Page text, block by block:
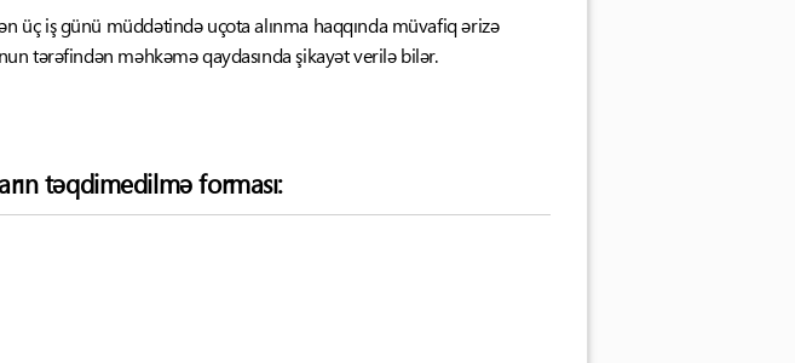
üç iş günü müddətində uçota alınma haqqında müvafiq ərizə
tərəfindən məhkəmə qaydasında şikayət verilə bilər.
təqdimedilmə forması: